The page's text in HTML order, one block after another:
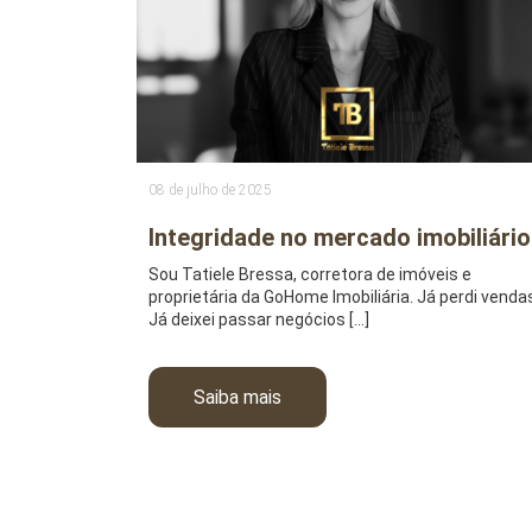
08 de julho de 2025
Integridade no mercado imobiliário
Sou Tatiele Bressa, corretora de imóveis e
proprietária da GoHome Imobiliária. Já perdi
Já deixei passar negócios […]
Saiba mais